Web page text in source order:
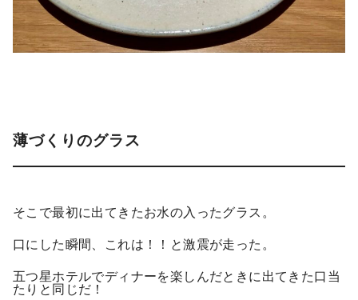
薄づくりのグラス
そこで最初に出てきたお水の入ったグラス。
口にした瞬間、これは！！と激震が走った。
五つ星ホテルでディナーを楽しんだときに出てきた口当
たりと同じだ！